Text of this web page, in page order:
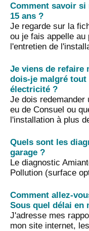
Comment savoir
15 ans ?
Je regarde sur la
ou je fais appelle au
l'entretien de
Je viens de refaire
dois-je malgré tout
électricité ?
Je dois redemander
eu de Consuel ou
l'installation à plus
Quels sont les
garage ?
Le diagnostic
Pollution (surface
Comment allez-
Sous quel délai en
J'adresse mes
mon site internet,